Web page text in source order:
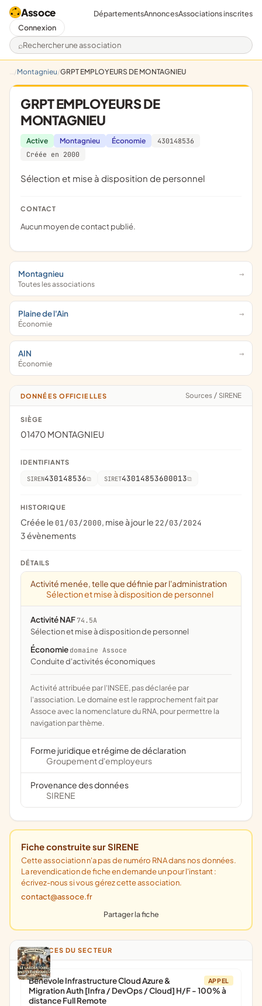
Assoce
Rechercher une association
DépartementsAnnoncesAssociations inscrites
Connexion
Montagnieu GRPT EMPLOYEURS DE MONTAGNIEU
GRPT EMPLOYEURS DE
MONTAGNIEU
Active Montagnieu Économie
430148536
Créée en 2000
Sélection et mise à disposition de personnel
CONTACT
Aucun moyen de contact publié.
Montagnieu
Toutes les associations
Plaine de l'Ain
Économie
AIN
Économie
DONNÉES OFFICIELLES Sources / SIRENE
SIÈGE
01470 MONTAGNIEU
IDENTIFIANTS
SIREN430148536 SIRET43014853600013
HISTORIQUE
Créée le 01/03/2000, mise à jour le 22/03/2024
3 évènements
DÉTAILS
Activité menée, telle que définie par l'administration
Sélection et mise à disposition de personnel
Activité NAF 74.5A
Sélection et mise à disposition de personnel
Économie domaine Assoce
conduite d'activités économiques
Activité attribuée par l'INSEE, pas déclarée par
l'association. Le domaine est le rapprochement fait par
Assoce avec la nomenclature du RNA, pour permettre la
navigation par thème.
Forme juridique et régime de déclaration
Groupement d'employeurs
Provenance des données
SIRENE
Fiche construite sur SIRENE
Cette association n'a pas de numéro RNA dans nos données.
La revendication de fiche en demande un pour l'instant :
écrivez-nous si vous gérez cette association.
contact@assoce.fr
Partager la fiche
ANNONCES DU SECTEUR
APPEL
Bénévole Infrastructure Cloud Azure &
Migration Auth [Infra / DevOps / Cloud] H/F - 100% à
distance Full Remote